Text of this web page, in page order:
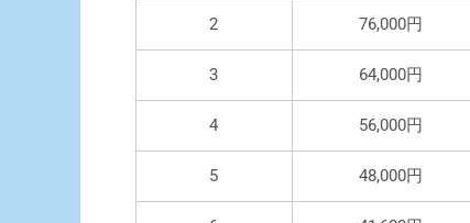
2 76,000円
3 64,000円
4 56,000円
5 48,000円